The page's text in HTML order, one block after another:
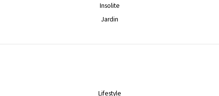
Insolite
Jardin
Lifestyle